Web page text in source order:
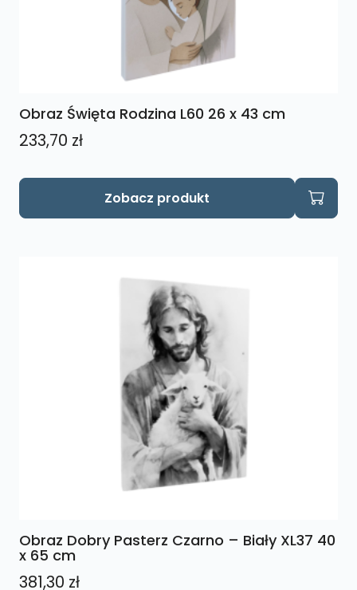
Obraz Święta Rodzina L60 26 x 43 cm
233,70 zł
Zobacz produkt
Obraz Dobry Pasterz Czarno – Biały XL37 40
x 65 cm
381,30 zł